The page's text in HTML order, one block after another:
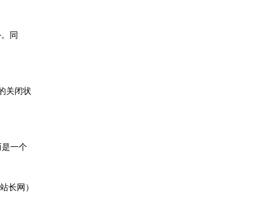
同
关闭状
一个
长网）